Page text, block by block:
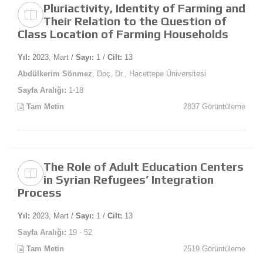
Pluriactivity, Identity of Farming and
Their Relation to the Question of
Class Location of Farming Households
Yıl: 2023, Mart / Sayı: 1 / Cilt: 13
Abdülkerim Sönmez , Doç. Dr., Hacettepe Üniversitesi
Sayfa Aralığı: 1-18
Tam Metin
2837 Görüntüleme
The Role of Adult Education Centers
in Syrian Refugees’ Integration
Process
Yıl: 2023, Mart / Sayı: 1 / Cilt: 13
Sayfa Aralığı: 19 - 52
Tam Metin
2519 Görüntüleme